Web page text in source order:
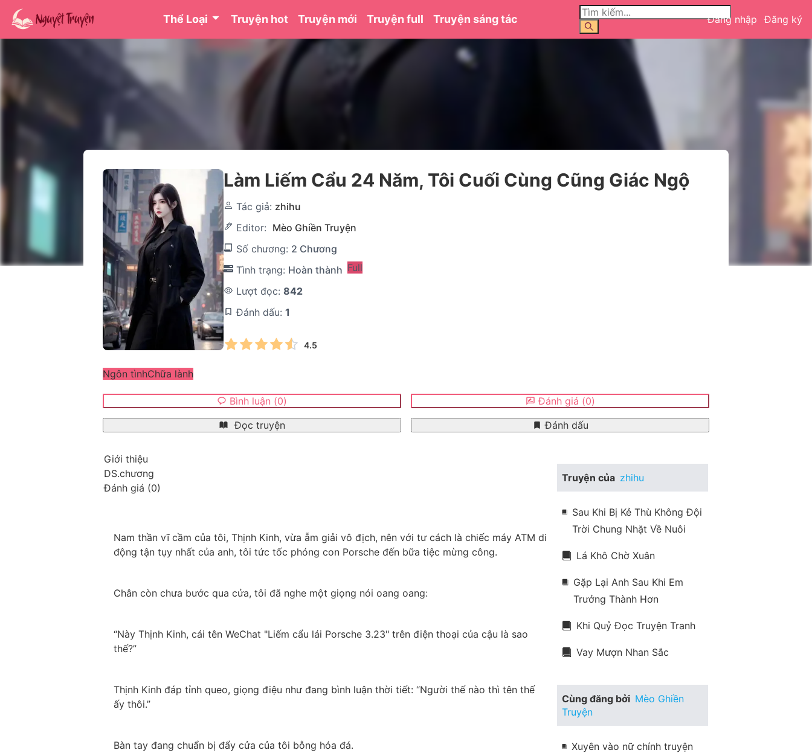
Thể Loại Truyện hot Truyện mới Truyện full Truyện sáng tác Đăng nhập Đăng ký
Làm Liếm Cẩu 24 Năm, Tôi Cuối Cùng Cũng Giác Ngộ
Tác giả: zhihu
Editor: Mèo Ghiền Truyện
Số chương: 2 Chương
Tình trạng: Hoàn thành Full
Lượt đọc: 842
Đánh dấu: 1
4.5
Ngôn tìnhChữa lành
Bình luận (0) Đánh giá (0)
Đọc truyện
Đánh dấu
Giới thiệu
DS.chương
Đánh giá (0)
Nam thần vĩ cầm của tôi, Thịnh Kinh, vừa ẵm giải vô địch, nên với tư cách là chiếc máy ATM di
động tận tụy nhất của anh, tôi tức tốc phóng con Porsche đến bữa tiệc mừng công.
Chân còn chưa bước qua cửa, tôi đã nghe một giọng nói oang oang:
“Này Thịnh Kinh, cái tên WeChat "Liếm cẩu lái Porsche 3.23" trên điện thoại của cậu là sao
thế?”
Thịnh Kinh đáp tỉnh queo, giọng điệu như đang bình luận thời tiết: “Người thế nào thì tên thế
ấy thôi.”
Bàn tay đang chuẩn bị đẩy cửa của tôi bỗng hóa đá.
Truyện của zhihu
Sau Khi Bị Kẻ Thù Không Đội
Trời Chung Nhặt Về Nuôi
Lá Khô Chờ Xuân
Gặp Lại Anh Sau Khi Em
Trưởng Thành Hơn
Khi Quỷ Đọc Truyện Tranh
Vay Mượn Nhan Sắc
Cùng đăng bởi Mèo Ghiền
Truyện
Xuyên vào nữ chính truyện